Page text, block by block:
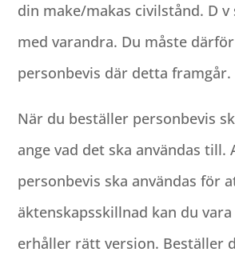
din make/makas civilstånd. D
med varandra. Du måste
personbevis där detta framgår.
När du beställer personbevis
ange vad det ska användas till.
personbevis ska användas för
äktenskapsskillnad kan du
erhåller rätt version. Beställer